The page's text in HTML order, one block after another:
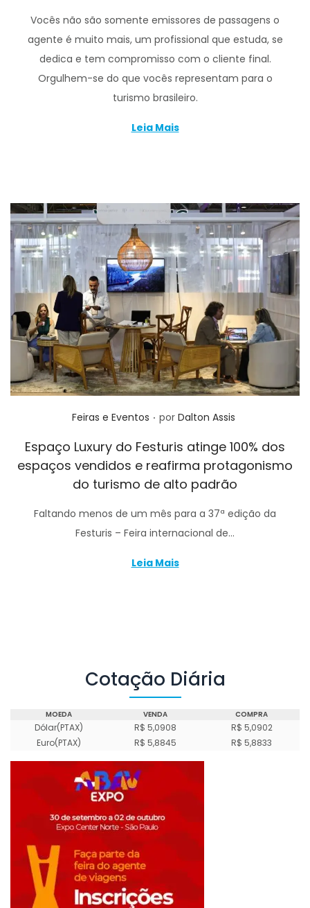
Vocês não são somente emissores de passagens o
agente é muito mais, um profissional que estuda, se
dedica e tem compromisso com o cliente final.
Orgulhem-se do que vocês representam para o
turismo brasileiro.
Leia Mais
Posted in
Feiras e Eventos . por Dalton Assis
Espaço Luxury do Festuris atinge 100% dos
espaços vendidos e reafirma protagonismo
do turismo de alto padrão
Faltando menos de um mês para a 37ª edição da
Festuris – Feira internacional de…
Leia Mais
Cotação Diária
MOEDA VENDA COMPRA
Dólar(PTAX) R$ 5,0908
R$ 5,0902
Euro(PTAX)
R$ 5,8845 R$ 5,8833